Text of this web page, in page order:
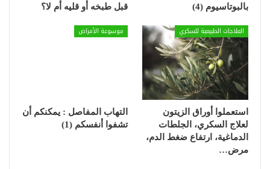
بالبوتاسيوم (4)
قبل طبخه أو قليه أم لا؟
العلاجات الطبيعية للسكري
استعملوا أوراق الزيتون
لعلاج السكري، الجلطات
الدماغية، ارتفاع ضغط الدم،
مرض…
موسوعة الأمراض
التهاب المفاصل : يمكنكم أن
تشفوا أنفسكم (1)